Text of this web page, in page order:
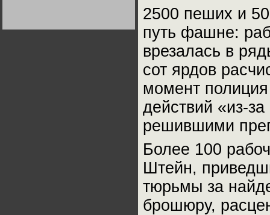
2500 пеших и
путь фашне:
врезалась в
сот ярдов
момент полиция
действий «из-
решившими
Более 100
Штейн,
тюрьмы за
брошюру,